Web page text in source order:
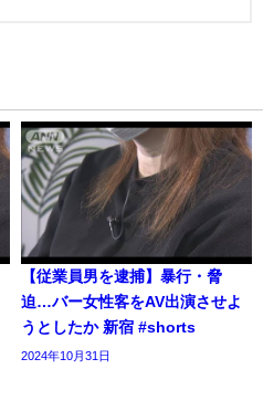
【従業員男を逮捕】暴行・脅
迫…バー女性客をAV出演させよ
うとしたか 新宿 #shorts
2024年10月31日